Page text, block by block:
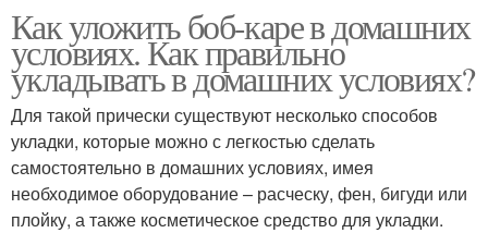
Как уложить боб-каре в домашних
условиях. Как правильно
укладывать в домашних условиях?
Для такой прически существуют несколько способов
укладки, которые можно с легкостью сделать
самостоятельно в домашних условиях, имея
необходимое оборудование – расческу, фен, бигуди или
плойку, а также косметическое средство для укладки.